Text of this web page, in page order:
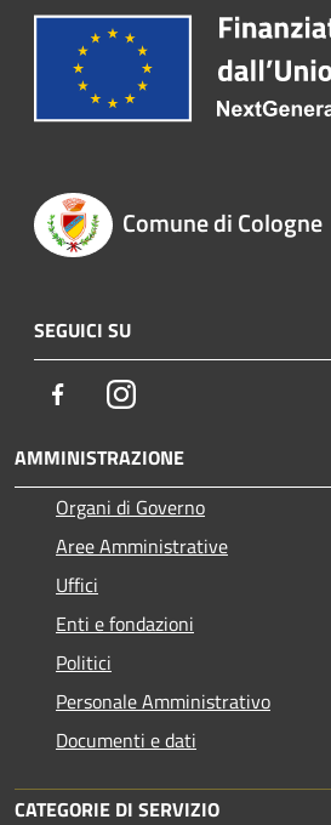
Comune di Cologne
SEGUICI SU
FacebookInstagram
AMMINISTRAZIONE
Organi di Governo
Aree Amministrative
Uffici
Enti e fondazioni
Politici
Personale Amministrativo
Documenti e dati
CATEGORIE DI SERVIZIO